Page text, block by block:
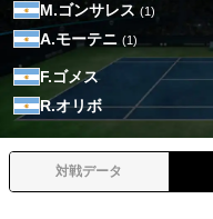
M.ゴンサレス (1)
A.モーテニ (1)
F.ゴメス
R.オリボ
対戦データ